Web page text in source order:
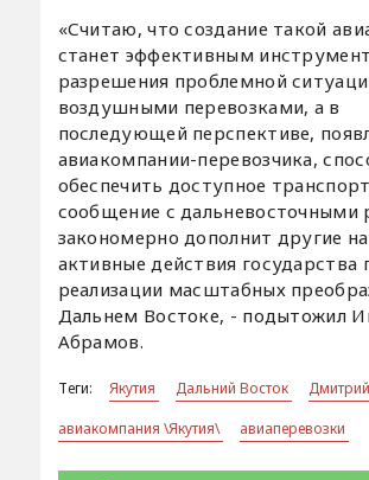
«Считаю, что создание такой
станет эффективным
разрешения проблемной
воздушными перевозками, а в
последующей перспективе,
авиакомпании-перевозчика,
обеспечить доступное
сообщение с дальневосточными
закономерно дополнит другие
активные действия государства
реализации масштабных
Дальнем Востоке, - подытожил
Абрамов.
Теги: Якутия Дальний Восток
авиакомпания \Якутия\
авиаперевозки